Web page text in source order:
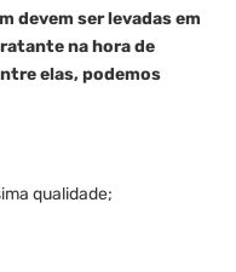
devem ser levadas em
na hora de
elas, podemos
qualidade;